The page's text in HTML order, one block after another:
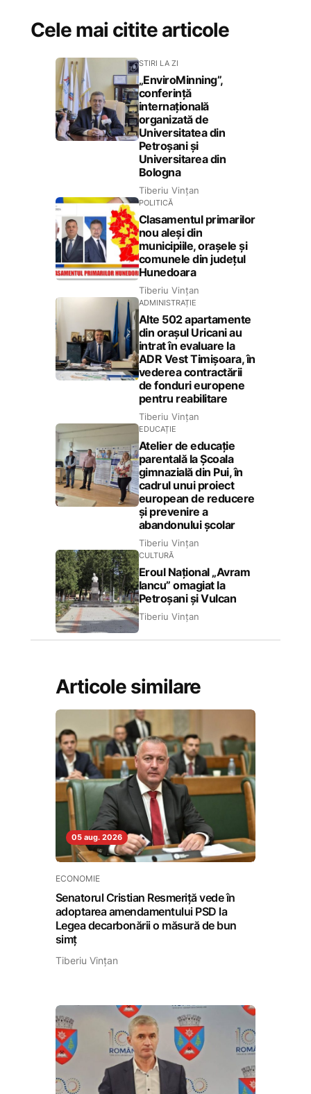
Cele mai citite articole
STIRI LA ZI
„EnviroMinning”,
conferință
internațională
organizată de
Universitatea din
Petroșani și
Universitarea din
Bologna
Tiberiu Vințan
POLITICĂ
Clasamentul primarilor
nou aleși din
municipiile, orașele și
comunele din județul
Hunedoara
Tiberiu Vințan
ADMINISTRAȚIE
Alte 502 apartamente
din orașul Uricani au
intrat în evaluare la
ADR Vest Timișoara, în
vederea contractării
de fonduri europene
pentru reabilitare
Tiberiu Vințan
EDUCAȚIE
Atelier de educație
parentală la Școala
gimnazială din Pui, în
cadrul unui proiect
european de reducere
și prevenire a
abandonului școlar
Tiberiu Vințan
CULTURĂ
Eroul Național „Avram
Iancu” omagiat la
Petroșani și Vulcan
Tiberiu Vințan
Articole similare
05 aug. 2026
ECONOMIE
Senatorul Cristian Resmeriță vede în
adoptarea amendamentului PSD la
Legea decarbonării o măsură de bun
simț
Tiberiu Vințan